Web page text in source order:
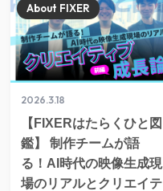
2026.3.18
【FIXERはたらくひと図
鑑】 制作チームが語
る！AI時代の映像生成現
場のリアルとクリエイテ
About FIXER